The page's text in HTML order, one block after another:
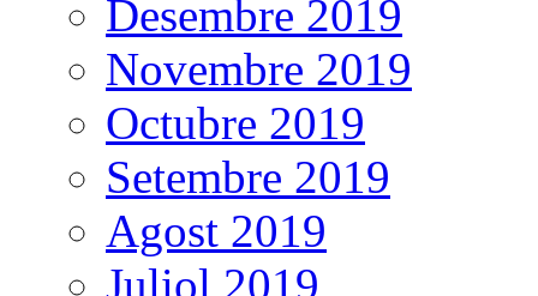
Desembre 2019
Novembre 2019
Octubre 2019
Setembre 2019
Agost 2019
Juliol 2019